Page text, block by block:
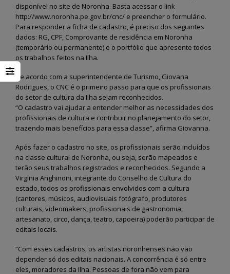
disponível no site de Noronha. Basta acessar o link
http://www.noronha.pe.gov.br/cnc/ e preencher o formulário.
Para responder a ficha de cadastro, é preciso dos seguintes
dados: RG, CPF, Comprovante de residência em Noronha
(temporário ou permanente) e o portfólio que apresente todos
os trabalhos feitos na Ilha.
De acordo com a superintendente de Turismo, Giovana
Rodrigues, o CNC é o primeiro passo para que os profissionais
do setor de cultura da Ilha sejam reconhecidos.
“O cadastro vai ajudar a entender melhor as necessidades dos
profissionais de cultura e contribuir no planejamento do setor,
trazendo mais benefícios para essa classe”, afirma Giovanna.
Após fazer o cadastro no site, os profissionais serão incluídos
na classe cultural de Noronha, ou seja, serão mapeados e
terão seus trabalhos registrados e reconhecidos. Segundo a
Virginia Anghinoni, integrante do Conselho de Cultura do
estado, todos os profissionais envolvidos com a cultura
(cantores, músicos, audiovisuais fotógrafo, produtores
culturais, videomakers, profissionais de gastronomia,
artesanato, circo, dança, teatro, capoeira) poderão participar de
editais locais.
“Com esses cadastros, os artistas noronhenses não vão
depender só dos editais nacionais. A concorrência é só entre
eles, moradores da Ilha. Pessoas de fora não vem para